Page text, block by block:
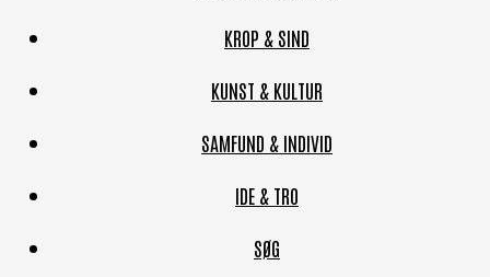
KROP & SIND
KUNST & KULTUR
SAMFUND & INDIVID
IDE & TRO
SØG